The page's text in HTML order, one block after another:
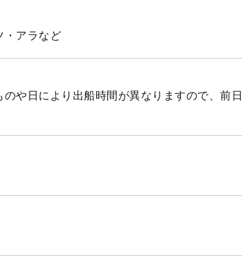
・アラなど
や日により出船時間が異なりますので、前